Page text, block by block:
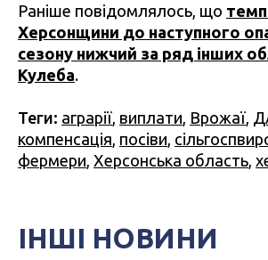
Раніше повідомлялось, що темп
Херсонщини до наступного
сезону нижчий за ряд інших
Кулеба.
Теги: аграрії виплати Врожаї
компенсація посіви
фермери Херсонська область
ІНШІ НОВИНИ